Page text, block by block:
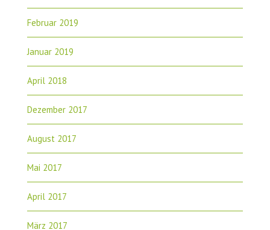
Februar 2019
Januar 2019
April 2018
Dezember 2017
August 2017
Mai 2017
April 2017
März 2017